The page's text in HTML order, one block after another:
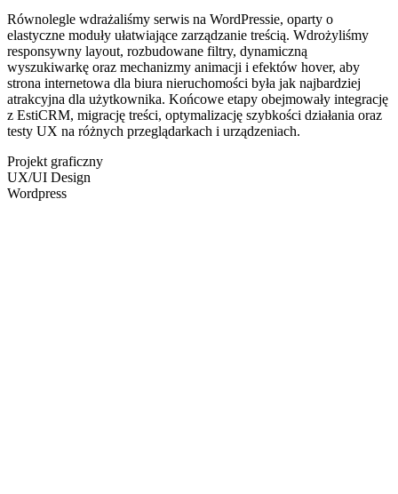
Równolegle wdrażaliśmy serwis na WordPressie, oparty o
elastyczne moduły ułatwiające zarządzanie treścią. Wdrożyliśmy
responsywny layout, rozbudowane filtry, dynamiczną
wyszukiwarkę oraz mechanizmy animacji i efektów hover, aby
strona internetowa dla biura nieruchomości była jak najbardziej
atrakcyjna dla użytkownika. Końcowe etapy obejmowały integrację
z EstiCRM, migrację treści, optymalizację szybkości działania oraz
testy UX na różnych przeglądarkach i urządzeniach.
Projekt graficzny
UX/UI Design
Wordpress